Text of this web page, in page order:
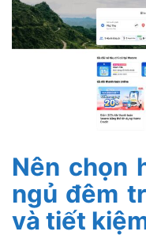
Nên chọn
ngủ đêm
và tiết